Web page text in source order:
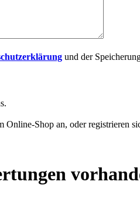
und der
Online-Shop an, oder registrieren